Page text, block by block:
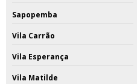
Sapopemba
Vila Carrão
Vila Esperança
Vila Matilde